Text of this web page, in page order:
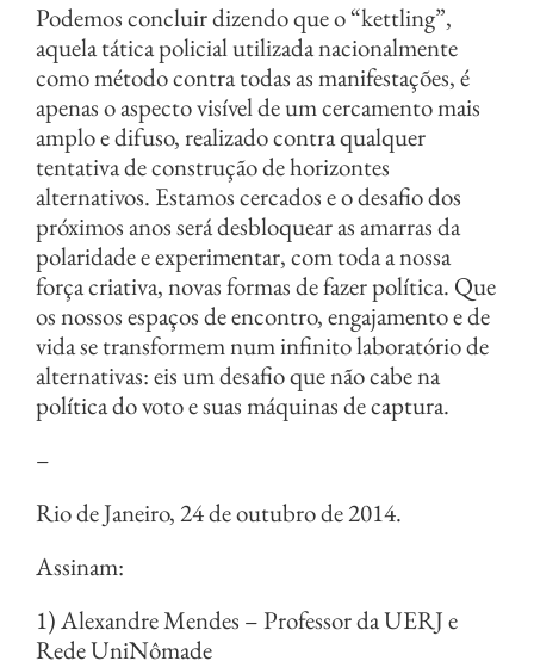
Podemos concluir dizendo que o “kettling”,
aquela tática policial utilizada nacionalmente
como método contra todas as manifestações, é
apenas o aspecto visível de um cercamento mais
amplo e difuso, realizado contra qualquer
tentativa de construção de horizontes
alternativos. Estamos cercados e o desafio dos
próximos anos será desbloquear as amarras da
polaridade e experimentar, com toda a nossa
força criativa, novas formas de fazer política. Que
os nossos espaços de encontro, engajamento e de
vida se transformem num infinito laboratório de
alternativas: eis um desafio que não cabe na
política do voto e suas máquinas de captura.
–
Rio de Janeiro, 24 de outubro de 2014.
Assinam:
1) Alexandre Mendes – Professor da UERJ e
Rede UniNômade